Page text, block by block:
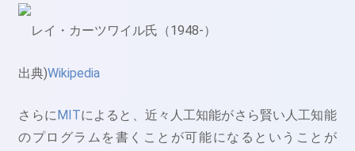
レイ・カーツワイル氏（1948-）
出典)Wikipedia
さらにMITによると、近々人工知能がさら賢い人工知能
のプログラムを書くことが可能になるということが